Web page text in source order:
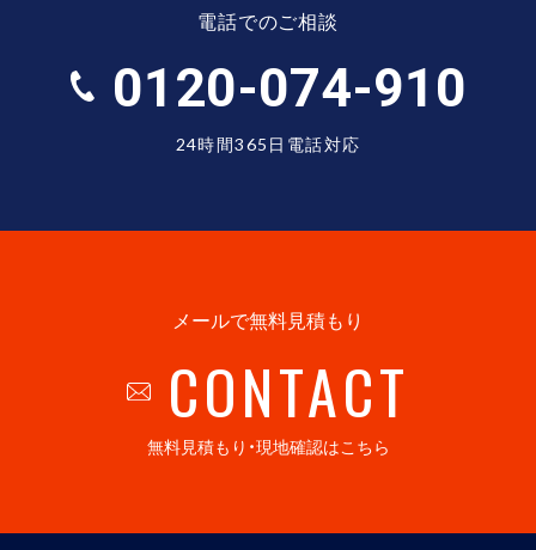
電話でのご相談
0120-074-910
24時間365日電話対応
メールで無料見積もり
CONTACT
無料見積もり・現地確認はこちら